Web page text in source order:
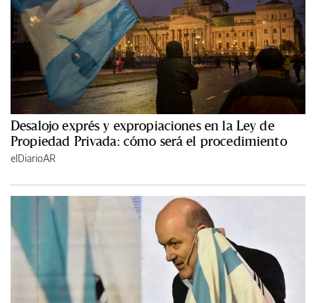
Desalojo exprés y expropiaciones en la Ley de
Propiedad Privada: cómo será el procedimiento
elDiarioAR